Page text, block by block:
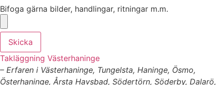
Bifoga gärna bilder, handlingar, ritningar m.m.
Skicka
Takläggning Västerhaninge
– Erfaren i Västerhaninge, Tungelsta, Haninge, Ösmo,
Österhaninge, Årsta Havsbad, Södertörn, Söderby, Dalarö,